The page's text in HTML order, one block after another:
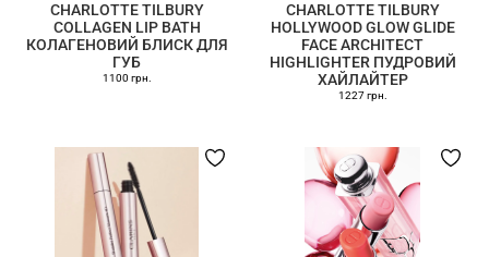
CHARLOTTE TILBURY
COLLAGEN LIP BATH
КОЛАГЕНОВИЙ БЛИСК ДЛЯ
ГУБ
1100 грн.
CHARLOTTE TILBURY
HOLLYWOOD GLOW GLIDE
FACE ARCHITECT
HIGHLIGHTER ПУДРОВИЙ
ХАЙЛАЙТЕР
1227 грн.